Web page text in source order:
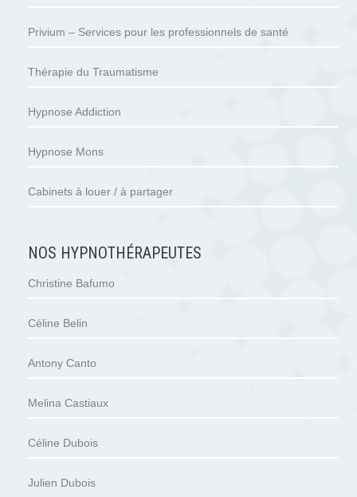
Privium – Services pour les professionnels de santé
Thérapie du Traumatisme
Hypnose Addiction
Hypnose Mons
Cabinets à louer / à partager
NOS HYPNOTHÉRAPEUTES
Christine Bafumo
Céline Belin
Antony Canto
Melina Castiaux
Céline Dubois
Julien Dubois